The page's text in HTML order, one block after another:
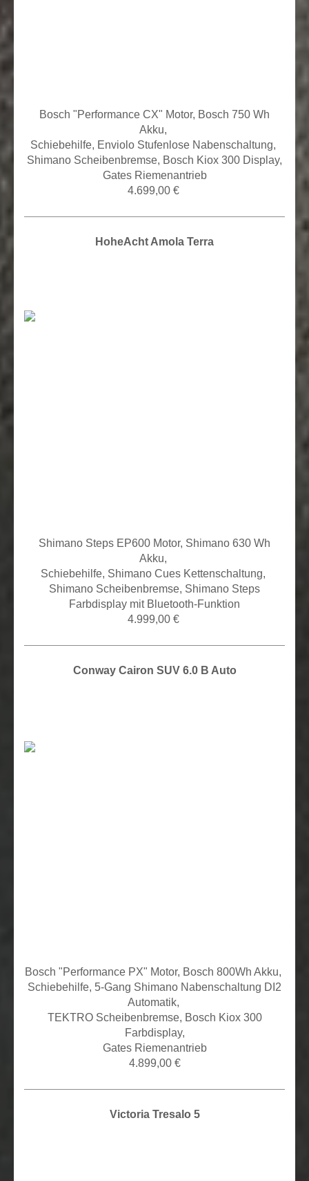
Bosch "Performance CX" Motor, Bosch 750 Wh
Akku,
Schiebehilfe, Enviolo Stufenlose Nabenschaltung,
Shimano Scheibenbremse, Bosch Kiox 300 Display,
Gates Riemenantrieb
4.699,00 €
HoheAcht Amola Terra
Shimano Steps EP600 Motor, Shimano 630 Wh
Akku,
Schiebehilfe, Shimano Cues Kettenschaltung,
Shimano Scheibenbremse, Shimano Steps
Farbdisplay mit Bluetooth-Funktion
4.999,00 €
Conway Cairon SUV 6.0 B Auto
Bosch "Performance PX" Motor, Bosch 800Wh Akku,
Schiebehilfe, 5-Gang Shimano Nabenschaltung DI2
Automatik,
TEKTRO Scheibenbremse, Bosch Kiox 300
Farbdisplay,
Gates Riemenantrieb
4.899,00 €
Victoria Tresalo 5